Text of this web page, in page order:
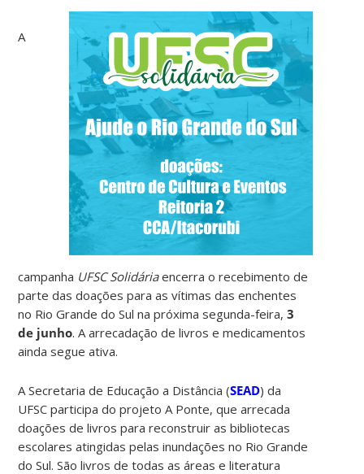
A
campanha UFSC Solidáriaencerra o recebimento de
parte das doações para as vítimas das enchentes
no Rio Grande do Sul na próxima segunda-feira,3
de junho. A arrecadação de livros e medicamentos
ainda segue ativa.
A Secretaria de Educação a Distância (SEAD) da
UFSC participa do projeto A Ponte, que arrecada
doações de livros para reconstruir as bibliotecas
escolares atingidas pelas inundações no Rio Grande
do Sul. São livros de todas as áreas e literatura